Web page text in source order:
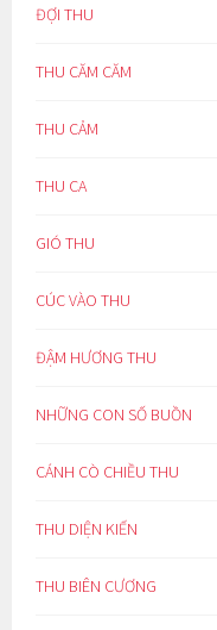
ĐỢI THU
THU CĂM CĂM
THU CẢM
THU CA
GIÓ THU
CÚC VÀO THU
ĐẬM HƯƠNG THU
NHỮNG CON SỐ BUỒN
CÁNH CÒ CHIỀU THU
THU DIỆN KIẾN
THU BIÊN CƯƠNG